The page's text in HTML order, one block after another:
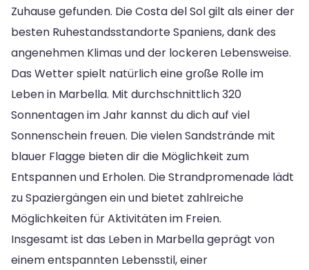
Zuhause gefunden. Die Costa del Sol gilt als einer der
besten Ruhestandsstandorte Spaniens, dank des
angenehmen Klimas und der lockeren Lebensweise.
Das Wetter spielt natürlich eine große Rolle im
Leben in Marbella. Mit durchschnittlich 320
Sonnentagen im Jahr kannst du dich auf viel
Sonnenschein freuen. Die vielen Sandstrände mit
blauer Flagge bieten dir die Möglichkeit zum
Entspannen und Erholen. Die Strandpromenade lädt
zu Spaziergängen ein und bietet zahlreiche
Möglichkeiten für Aktivitäten im Freien.
Insgesamt ist das Leben in Marbella geprägt von
einem entspannten Lebensstil, einer